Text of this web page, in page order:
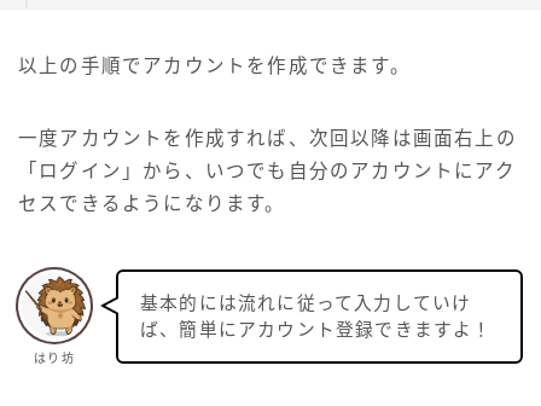
以上の手順でアカウントを作成できます。
一度アカウントを作成すれば、次回以降は画面右上の
「ログイン」から、いつでも自分のアカウントにアク
セスできるようになります。
はり坊
基本的には流れに従って入力していけ
ば、簡単にアカウント登録できますよ！